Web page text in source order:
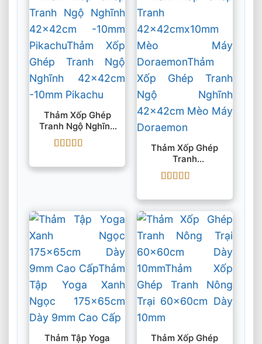
Thảm Xốp Ghép
Tranh Ngộ Nghĩnh
42x42cm -10mm
Pikachu
hạng55 sao
Thảm Xốp Ghép
Tranh
42x42cmx10mm
Mèo Máy Doraemon
hạng55 sao
Thảm Tập Yoga
Thảm Xốp Ghép